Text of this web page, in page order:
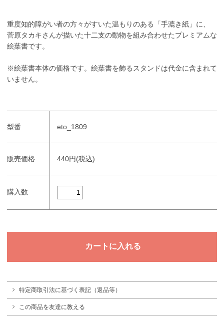
重度知的障がい者の方々がすいた温もりのある「手漉き紙」に、
菅原タカキさんが描いた十二支の動物を組み合わせたプレミアムな
絵葉書です。
※絵葉書本体の価格です。絵葉書を飾るスタンドは代金に含まれて
いません。
型番 eto_1809
販売価格 440円(税込)
購入数
特定商取引法に基づく表記（返品等）
この商品を友達に教える